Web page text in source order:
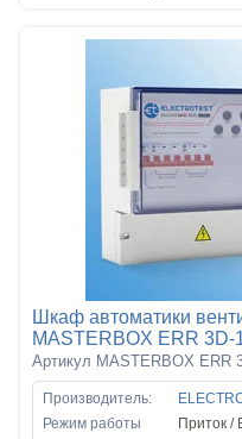
Шкаф автоматики
MASTERBOX ERR 3D-
Артикул MASTERBOX ERR
Производитель:
Режим работы
Приток /